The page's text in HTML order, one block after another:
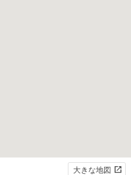
大きな地図